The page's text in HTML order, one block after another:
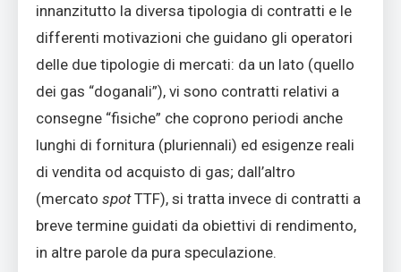
innanzitutto la diversa tipologia di contratti e le
differenti motivazioni che guidano gli operatori
delle due tipologie di mercati: da un lato (quello
dei gas “doganali”), vi sono contratti relativi a
consegne “fisiche” che coprono periodi anche
lunghi di fornitura (pluriennali) ed esigenze reali
di vendita od acquisto di gas; dall’altro
(mercato spotTTF), si tratta invece di contratti a
breve termine guidati da obiettivi di rendimento,
in altre parole da pura speculazione.